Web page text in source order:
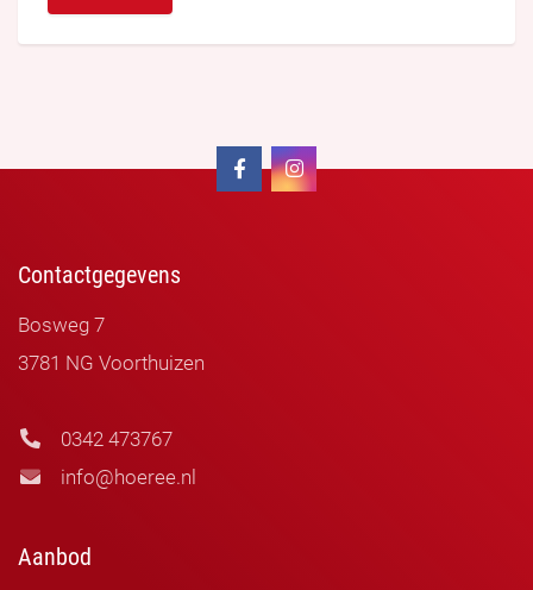
Contactgegevens
Bosweg 7
3781 NG Voorthuizen
0342 473767
info@hoeree.nl
Aanbod